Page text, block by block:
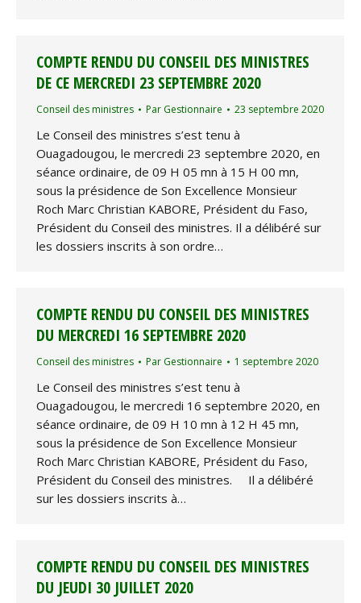
COMPTE RENDU DU CONSEIL DES MINISTRES
DE CE MERCREDI 23 SEPTEMBRE 2020
Conseil des ministres Par Gestionnaire 23 septembre 2020
Le Conseil des ministres s’est tenu à
Ouagadougou, le mercredi 23 septembre 2020, en
séance ordinaire, de 09 H 05 mn à 15 H 00 mn,
sous la présidence de Son Excellence Monsieur
Roch Marc Christian KABORE, Président du Faso,
Président du Conseil des ministres. Il a délibéré sur
les dossiers inscrits à son ordre…
COMPTE RENDU DU CONSEIL DES MINISTRES
DU MERCREDI 16 SEPTEMBRE 2020
Conseil des ministres Par Gestionnaire 1 septembre 2020
Le Conseil des ministres s’est tenu à
Ouagadougou, le mercredi 16 septembre 2020, en
séance ordinaire, de 09 H 10 mn à 12 H 45 mn,
sous la présidence de Son Excellence Monsieur
Roch Marc Christian KABORE, Président du Faso,
Président du Conseil des ministres. Il a délibéré
sur les dossiers inscrits à…
COMPTE RENDU DU CONSEIL DES MINISTRES
DU JEUDI 30 JUILLET 2020